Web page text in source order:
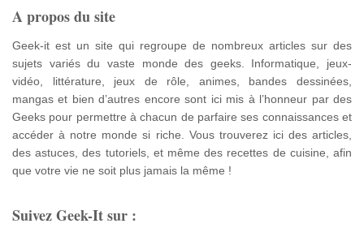
A propos du site
Geek-it est un site qui regroupe de nombreux articles sur des
sujets variés du vaste monde des geeks. Informatique, jeux-
vidéo, littérature, jeux de rôle, animes, bandes dessinées,
mangas et bien d’autres encore sont ici mis à l’honneur par des
Geeks pour permettre à chacun de parfaire ses connaissances et
accéder à notre monde si riche. Vous trouverez ici des articles,
des astuces, des tutoriels, et même des recettes de cuisine, afin
que votre vie ne soit plus jamais la même !
Suivez Geek-It sur :